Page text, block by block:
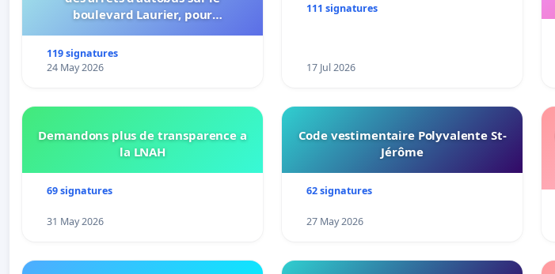
boulevard Laurier, pour
connexion 805-802 à établir
119 signatures
24 May 2026
111 signatures
17 Jul 2026
Demandons plus de transparence a
la LNAH
69 signatures
31 May 2026
Code vestimentaire Polyvalente St-
Jérôme
62 signatures
27 May 2026